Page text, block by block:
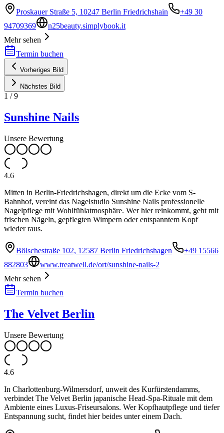
Proskauer Straße 5, 10247 Berlin Friedrichshain
+49 30
94709369
n25beauty.simplybook.it
Mehr sehen
Termin buchen
Vorheriges Bild
Nächstes Bild
1 /9
Sunshine Nails
Unsere Bewertung
4.6
Mitten in Berlin-Friedrichshagen, direkt um die Ecke vom S-
Bahnhof, vereint das Nagelstudio Sunshine Nails professionelle
Nagelpflege mit Wohlfühlatmosphäre. Wer hier reinkommt, geht mit
frischen Nägeln, gepflegten Wimpern oder entspanntem Kopf
wieder raus.
Bölschestraße 102, 12587 Berlin Friedrichshagen
+49 15566
882803
www.treatwell.de/ort/sunshine-nails-2
Mehr sehen
Termin buchen
The Velvet Berlin
Unsere Bewertung
4.6
In Charlottenburg-Wilmersdorf, unweit des Kurfürstendamms,
verbindet The Velvet Berlin japanische Head-Spa-Rituale mit dem
Ambiente eines Luxus-Friseursalons. Wer Kopfhautpflege und tiefer
Entspannung sucht, findet hier beides unter einem Dach.